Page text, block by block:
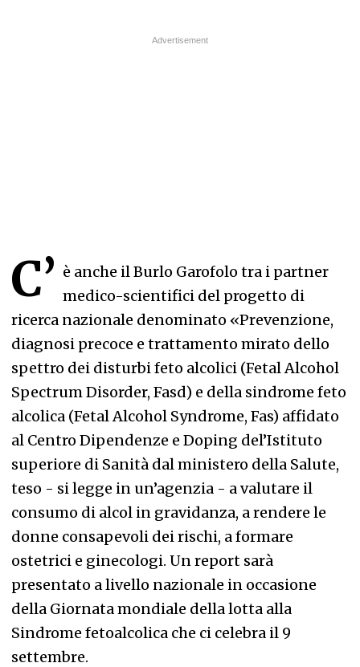
C’ è anche il Burlo Garofolo tra i partner
medico-scientifici del progetto di
ricerca nazionale denominato «Prevenzione,
diagnosi precoce e trattamento mirato dello
spettro dei disturbi feto alcolici (Fetal Alcohol
Spectrum Disorder, Fasd) e della sindrome feto
alcolica (Fetal Alcohol Syndrome, Fas) affidato
al Centro Dipendenze e Doping del’Istituto
superiore di Sanità dal ministero della Salute,
teso - si legge in un’agenzia - a valutare il
consumo di alcol in gravidanza, a rendere le
donne consapevoli dei rischi, a formare
ostetrici e ginecologi. Un report sarà
presentato a livello nazionale in occasione
della Giornata mondiale della lotta alla
Sindrome fetoalcolica che ci celebra il 9
settembre.